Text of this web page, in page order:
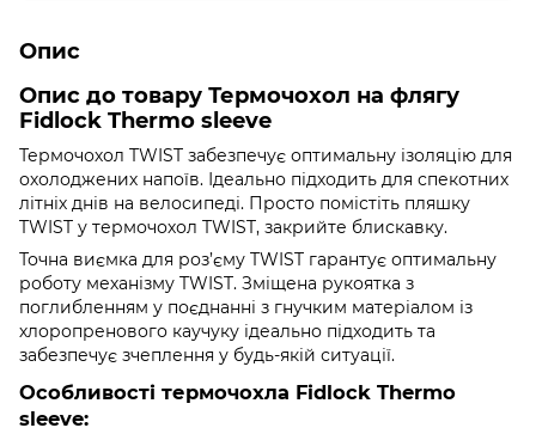
Опис
Опис до товару Термочохол на флягу
Fidlock Thermo sleeve
Термочохол TWIST забезпечує оптимальну ізоляцію для
охолоджених напоїв. Ідеально підходить для спекотних
літніх днів на велосипеді. Просто помістіть пляшку
TWIST у термочохол TWIST, закрийте блискавку.
Точна виємка для роз’єму TWIST гарантує оптимальну
роботу механізму TWIST. Зміщена рукоятка з
поглибленням у поєднанні з гнучким матеріалом із
хлоропренового каучуку ідеально підходить та
забезпечує зчеплення у будь-якій ситуації.
Особливості термочохла Fidlock Thermo
sleeve: